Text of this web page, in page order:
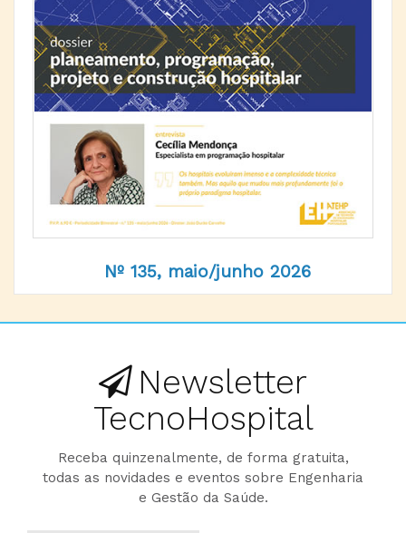
Nº 135, maio/junho 2026
Newsletter
TecnoHospital
Receba quinzenalmente, de forma gratuita,
todas as novidades e eventos sobre Engenharia
e Gestão da Saúde.